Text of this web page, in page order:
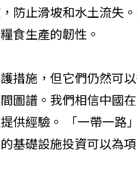
防止滑坡和水土流失
食生產的韌性。
措施，但它們仍然可
圖譜。我們相信中國
供經驗。 「一帶一路
基​​礎設施投資可以為